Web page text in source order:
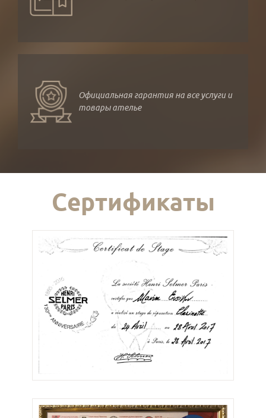
Официальная гарантия на все услуги и
товары ателье
Сертификаты